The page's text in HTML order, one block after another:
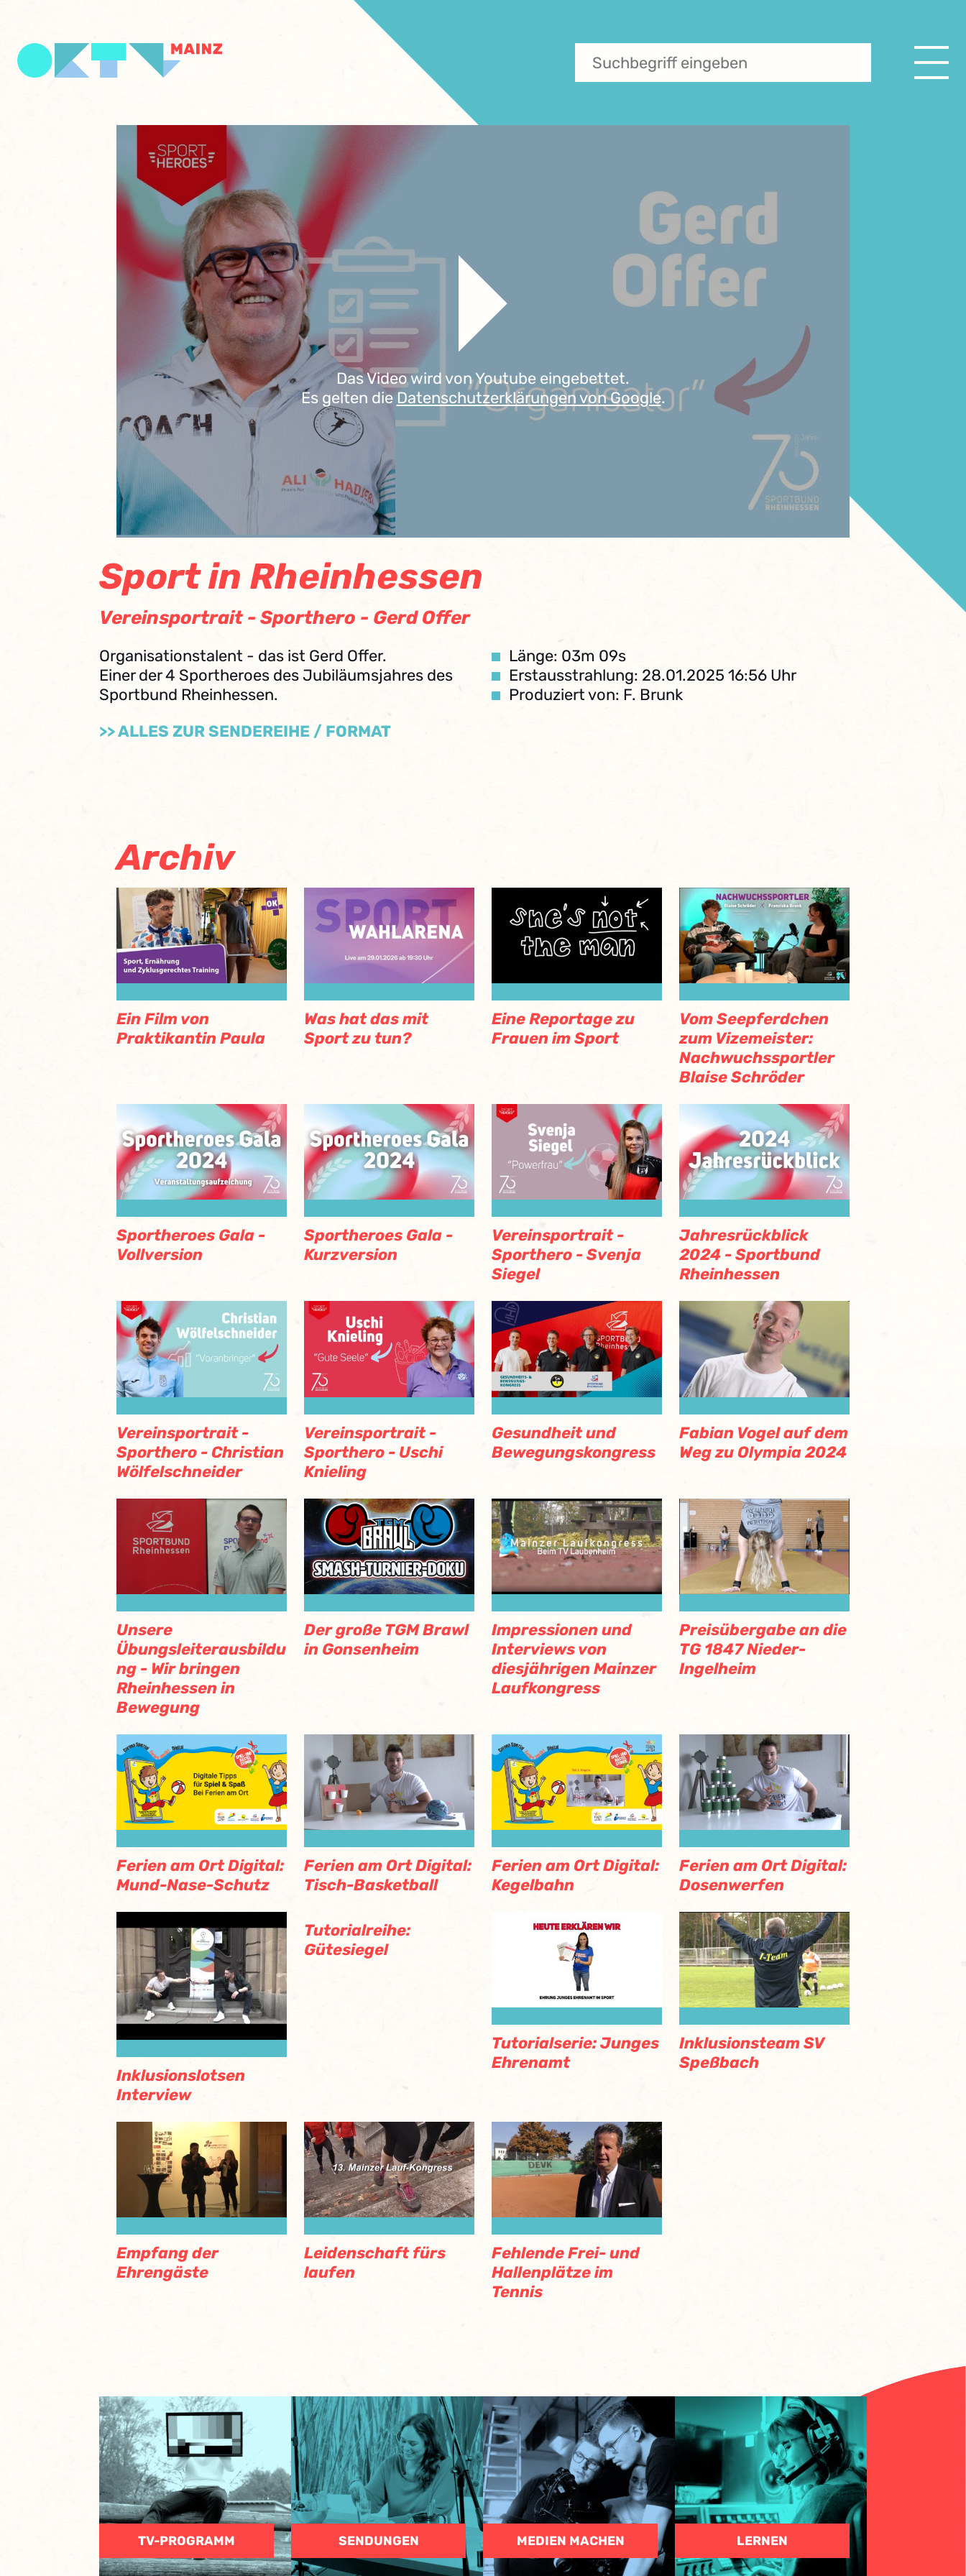
Das Video wird von Youtube eingebettet.
Es gelten dieDatenschutzerklärungen von Google.
Sport in Rheinhessen
Vereinsportrait - Sporthero - Gerd Offer
Organisationstalent - das ist Gerd Offer.
Einer der 4 Sportheroes des Jubiläumsjahres des
Sportbund Rheinhessen.
>> ALLES ZUR SENDEREIHE / FORMAT
Länge: 03m 09s
Erstausstrahlung: 28.01.2025 16:56 Uhr
Produziert von: F. Brunk
Archiv
Ein Film von
Praktikantin Paula
Was hat das mit
Sport zu tun?
Eine Reportage zu
Frauen im Sport
Vom Seepferdchen
zum Vizemeister:
Nachwuchssportler
Blaise Schröder
Sportheroes Gala -
Vollversion
Sportheroes Gala -
Kurzversion
Vereinsportrait -
Sporthero - Svenja
Siegel
Jahresrückblick
2024 - Sportbund
Rheinhessen
Vereinsportrait -
Sporthero - Christian
Wölfelschneider
Vereinsportrait -
Sporthero - Uschi
Knieling
Gesundheit und
Bewegungskongress
Fabian Vogel auf dem
Weg zu Olympia 2024
Unsere
Übungsleiterausbildu
ng - Wir bringen
Rheinhessen in
Bewegung
Der große TGM Brawl
in Gonsenheim
Impressionen und
Interviews von
diesjährigen Mainzer
Laufkongress
Preisübergabe an die
TG 1847 Nieder-
Ingelheim
Ferien am Ort Digital:
Mund-Nase-Schutz
Ferien am Ort Digital:
Tisch-Basketball
Ferien am Ort Digital:
Kegelbahn
Ferien am Ort Digital:
Dosenwerfen
Inklusionslotsen
Interview
Tutorialreihe:
Gütesiegel
Tutorialserie: Junges
Ehrenamt
Inklusionsteam SV
Speßbach
Empfang der
Ehrengäste
Leidenschaft fürs
laufen
Fehlende Frei- und
Hallenplätze im
Tennis
TV-PROGRAMM SENDUNGEN MEDIEN MACHEN LERNEN